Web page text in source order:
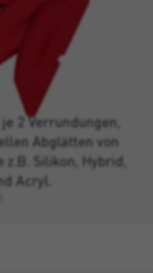
2 Verrundungen,
Abglätten von
Silikon, Hybrid,
Acryl.